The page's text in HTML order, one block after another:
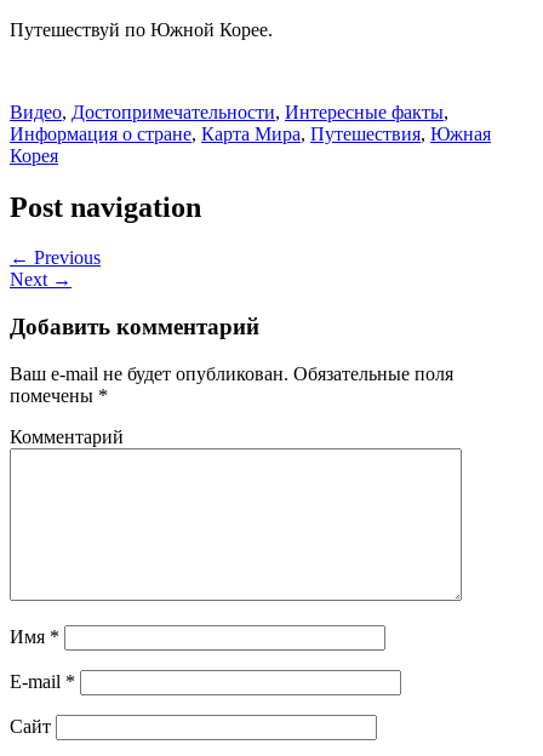
Путешествуй по Южной Корее.
Видео, Достопримечательности, Интересные факты,
Информация о стране, Карта Мира, Путешествия, Южная
Корея
Post navigation
← Previous
Next →
Добавить комментарий
Ваш e-mail не будет опубликован. Обязательные поля
помечены *
Комментарий
Имя *
E-mail *
Сайт